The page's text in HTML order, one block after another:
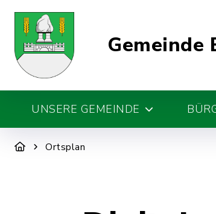
Gemeinde
UNSERE GEMEINDE
Ortsplan